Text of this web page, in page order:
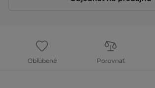
Obľúbené Porovnať